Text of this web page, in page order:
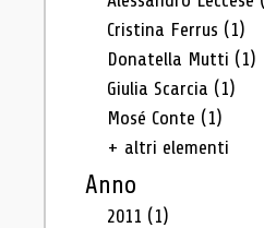
Cristina Ferrus (1)
Donatella Mutti (1)
Giulia Scarcia (1)
Mosé Conte (1)
+ altri elementi
Anno
2011 (1)